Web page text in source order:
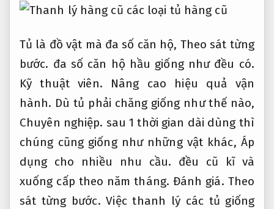
Tủ là đồ vật mà đa số căn hộ, Theo sát từng
bước. đa số căn hộ hầu giống như đều có.
Kỹ thuật viên.
Nâng cao hiệu quả vận
hành. Dù tủ phải chăng giống như thế nào,
Chuyên nghiệp. sau 1 thời gian dài dùng thì
chúng cũng giống như những vật khác, Áp
dụng cho nhiều nhu cầu. đều cũ kĩ và
xuống cấp theo năm tháng. Đánh giá. Theo
sát từng bước. Việc thanh lý các tủ giống